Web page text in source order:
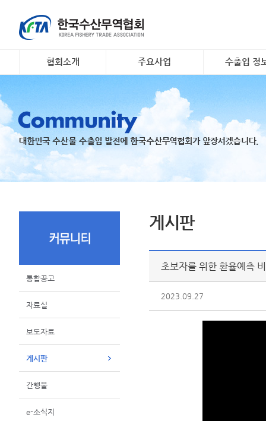
협회소개
조직도
회원명부
유관기관·사업
주요사업
대일 김 수출 촉진 사업
리스크안전망 구축
수출기업 맞춤형 해외시
장조사
K- 씨푸드 인바운드 마케
지원
수출입 정
무역관련 정
통합공고
자료실
보도자료
게시판
간행물
e-소식지
게시판
초보자를 위한 환율예측
2023.09.27